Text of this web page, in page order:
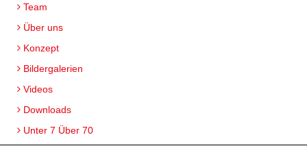
Team
Über uns
Konzept
Bildergalerien
Videos
Downloads
Unter 7 Über 70